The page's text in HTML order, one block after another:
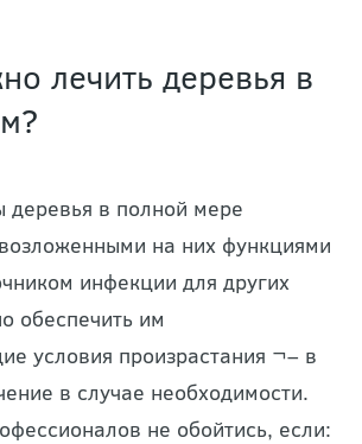
лечить деревья в
деревья в полной мере
на них функциями
инфекции для других
обеспечить им
условия произрастания ¬– в
в случае необходимости.
не обойтись, если: